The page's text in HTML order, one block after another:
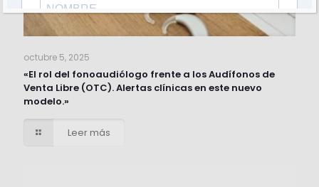
octubre 5, 2025
«El rol del fonoaudiólogo frente a los Audífonos de
Venta Libre (OTC). Alertas clínicas en este nuevo
modelo.»
Leer más